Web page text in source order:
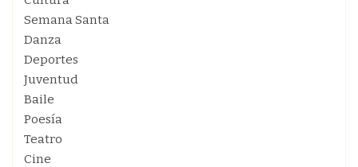
Semana Santa
Danza
Deportes
Juventud
Baile
Poesía
Teatro
Cine